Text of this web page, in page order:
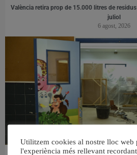
València retira prop de 15.000 litres de
juliol
6 agost, 2026
Utilitzem cookies al nostre lloc web
l'experiència més rellevant